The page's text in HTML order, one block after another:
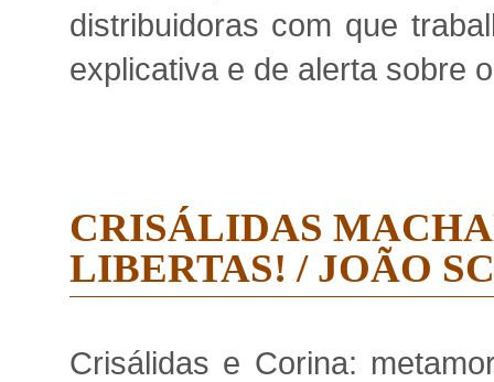
distribuidoras com que
explicativa e de alerta sobre
CRISÁLIDAS
LIBERTAS! / JOÃO
Crisálidas e Corina: